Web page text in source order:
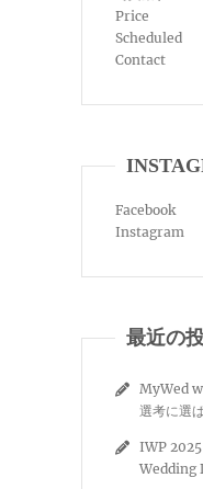
Price
Scheduled
Contact
Facebook
Instagram
最近の
MyWed
選考に選
IWP
Wedding